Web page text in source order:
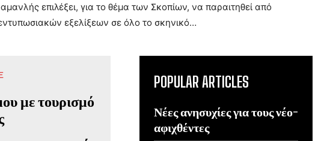
επιλέξει, για το θέμα των Σκοπίων, να παραιτηθεί από
εξελίξεων σε όλο το σκηνικό…
POPULAR ARTICLES
Νέες ανησυχίες για τους νέο-
αφιχθέντες